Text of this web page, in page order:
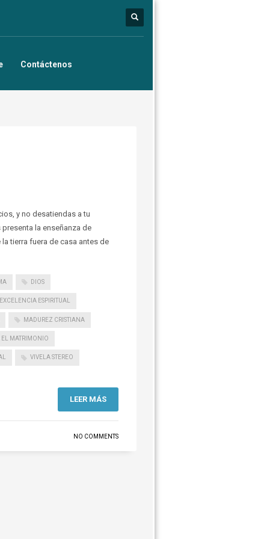
Contáctenos
y no desatiendas a tu
la enseñanza de
tierra fuera de casa antes de
DIOS
EXCELENCIA ESPIRITUAL
MADUREZ CRISTIANA
EL MATRIMONIO
VIVELA STEREO
LEER MÁS
NO COMMENTS